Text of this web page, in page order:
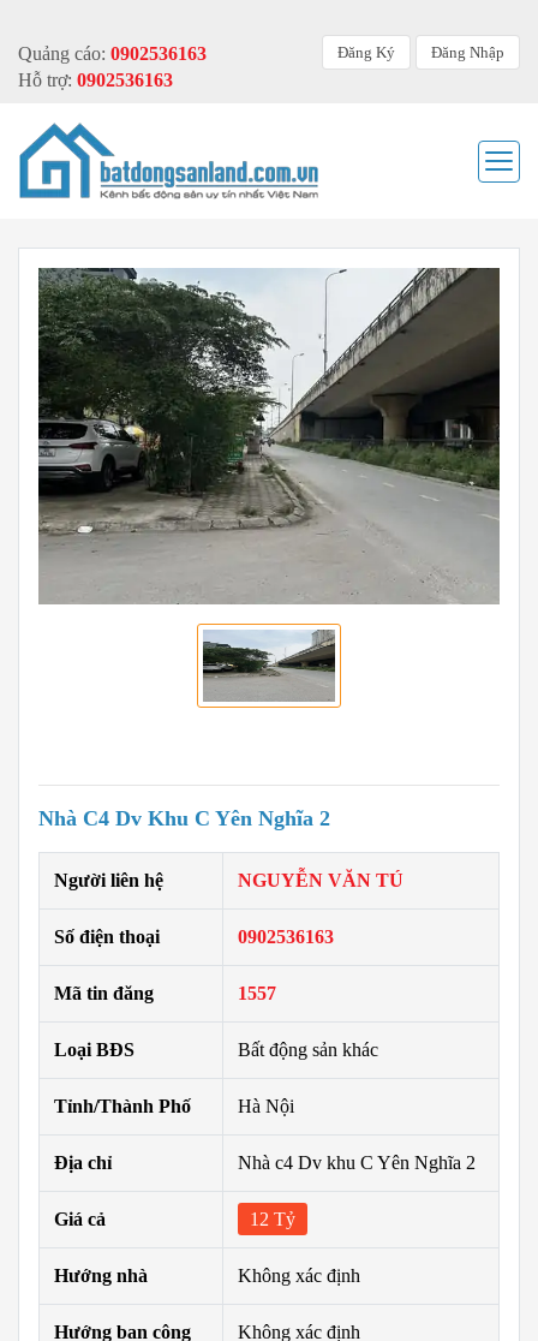
Quảng cáo: 0902536163
Hỗ trợ: 0902536163
Đăng Ký Đăng Nhập
Nhà C4 Dv Khu C Yên Nghĩa 2
Người liên hệ NGUYỄN VĂN TÚ
Số điện thoại 0902536163
Mã tin đăng 1557
Loại BĐS Bất động sản khác
Tỉnh/Thành Phố Hà Nội
Địa chỉ Nhà c4 Dv khu C Yên Nghĩa 2
Giá cả 12 Tỷ
Hướng nhà Không xác định
Hướng ban công Không xác định